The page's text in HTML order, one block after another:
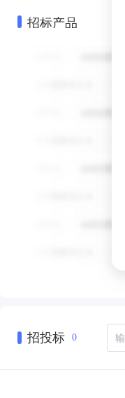
招标产品
招投标 0